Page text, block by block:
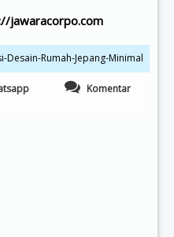
jawaracorpo.com
Komentar